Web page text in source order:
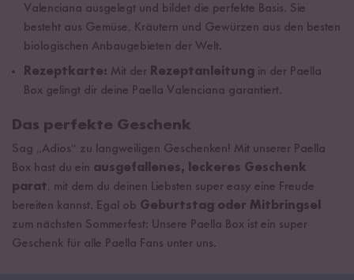
Valenciana ausgelegt und bildet die perfekte Basis. Sie
besteht aus Gemüse, Kräutern und Gewürzen aus den besten
biologischen Anbaugebieten der Welt.
Rezeptkarte: Mit der Rezeptanleitung in der Paella
Box gelingt dir deine Paella Valenciana garantiert.
Das perfekte Geschenk
Sag „Adios“ zu langweiligen Geschenken! Mit unserer Paella
Box hast du ein ausgefallenes, leckeres Geschenk
parat, mit dem du deinen Liebsten super easy eine Freude
bereiten kannst. Egal ob Geburtstag oder Mitbringsel
zum nächsten Sommerfest: Unsere Paella Box ist ein super
Geschenk für alle Paella Fans unter uns.